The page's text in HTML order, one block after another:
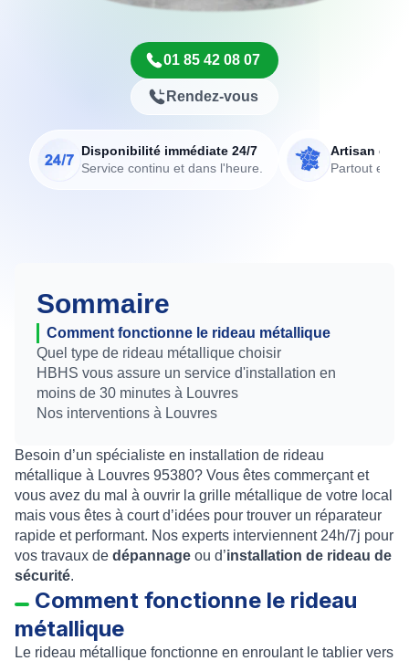
01 85 42 08 07
Rendez-vous
Disponibilité immédiate 24/7
Service continu et dans l'heure.
Artisan de
Partout en
Sommaire
Comment fonctionne le rideau métallique
Quel type de rideau métallique choisir
HBHS vous assure un service d'installation en
moins de 30 minutes à Louvres
Nos interventions à Louvres
Besoin d’un spécialiste en installation de rideau
métallique à Louvres 95380? Vous êtes commerçant et
vous avez du mal à ouvrir la grille métallique de votre local
mais vous êtes à court d’idées pour trouver un réparateur
rapide et performant. Nos experts interviennent 24h/7j pour
vos travaux de dépannage ou d’installation de rideau de
sécurité.
Comment fonctionne le rideau
métallique
Le rideau métallique fonctionne en enroulant le tablier vers